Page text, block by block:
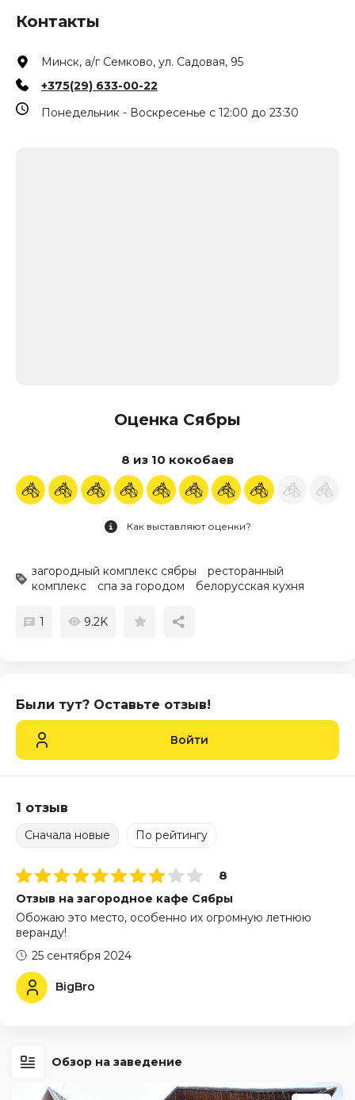
Контакты
Минск, а/г Семково, ул. Садовая, 95
+375(29) 633-00-22
Понедельник - Воскресенье с 12:00 до 23:30
Оценка Сябры
8 из 10 кокобаев
Как выставляют оценки?
загородный комплекс сябры
ресторанный
комплекс
спа за городом белорусская кухня
1 9.2K
Были тут? Оставьте отзыв!
Войти
1 отзыв
Сначала новые По рейтингу
8
Отзыв на загородное кафе Сябры
Обожаю это место, особенно их огромную летнюю
веранду!
BigBro
25 сентября 2024
Обзор на заведение